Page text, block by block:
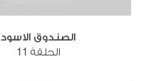
الصندوق الاسود
الحلقة 11